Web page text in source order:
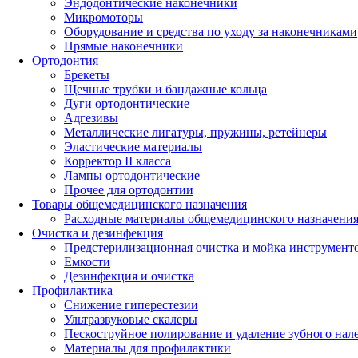
Микромоторы
Оборудование и средства по уходу за наконечниками
Прямые наконечники
Ортодонтия
Брекеты
Щечные трубки и бандажные кольца
Дуги ортодонтические
Адгезивы
Металлические лигатуры, пружины, ретейнеры
Эластические материалы
Корректор II класса
Лампы ортодонтические
Прочее для ортодонтии
Товары общемедицинского назначения
Расходные материалы общемедицинского назначения
Очистка и дезинфекция
Предстерилизационная очистка и мойка
Емкости
Дезинфекция и очистка
Профилактика
Снижение гиперестезии
Ультразвуковые скалеры
Пескоструйное полирование и удаление зубного
Материалы для профилактики